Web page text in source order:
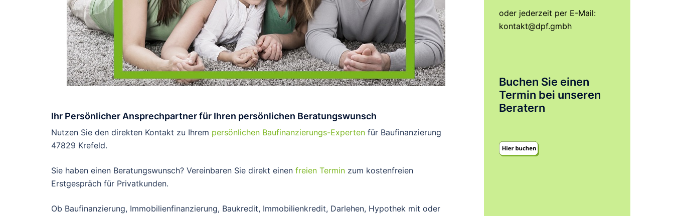
Ihr Persönlicher Ansprechpartner für Ihren persönlichen Beratungswunsch
Nutzen Sie den direkten Kontakt zu Ihrem persönlichen Baufinanzierungs-Experten für Baufinanzierung
47829 Krefeld.
Sie haben einen Beratungswunsch? Vereinbaren Sie direkt einen freien Termin zum kostenfreien
Erstgespräch für Privatkunden.
Ob Baufinanzierung, Immobilienfinanzierung, Baukredit, Immobilienkredit, Darlehen, Hypothek mit oder
oder jederzeit per E-Mail:
kontakt@dpf.gmbh
Buchen Sie einen
Termin bei unseren
Beratern